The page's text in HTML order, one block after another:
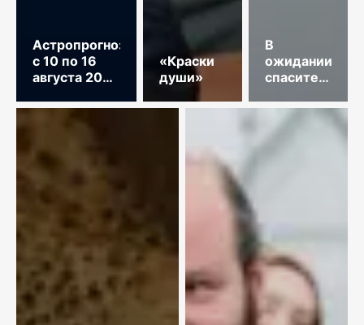
Астропрогноз
с 10 по 16
августа 2026
«Краски
души»
В
ожидании
спасительного